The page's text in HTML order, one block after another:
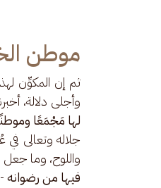
موطن
ثم إن المكوِّن
وأجلى دلالة،
لها مَجْمَعًا
جلاله وتعالى
واللوح، وما
فيها من رضوانه